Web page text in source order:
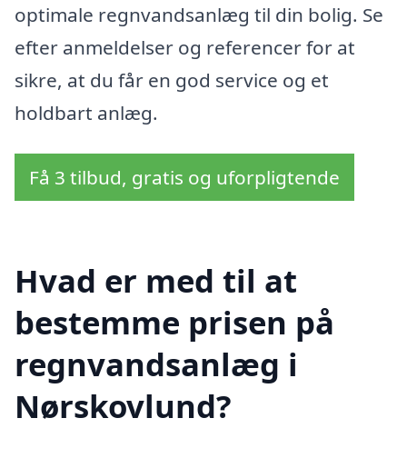
optimale regnvandsanlæg til din bolig. Se
efter anmeldelser og referencer for at
sikre, at du får en god service og et
holdbart anlæg.
Få 3 tilbud, gratis og uforpligtende
Hvad er med til at
bestemme prisen på
regnvandsanlæg i
Nørskovlund?